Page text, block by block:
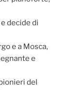
decide di
e a Mosca,
e
del